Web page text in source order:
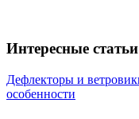
Интересные
Дефлекторы и
особенности